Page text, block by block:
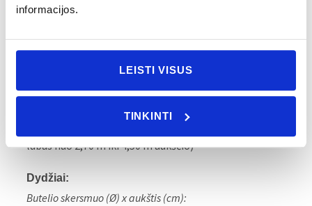
informacijos.
LEISTI VISUS
TINKINTI
kambariams nuo 20 iki 30 kvadratinių metrų* 1 arba 2
kambariams nuo 30 iki 50 kvadratinių metrų* 1 arba 2
dideliems kambariams, didesniems nei 50 kvadratinių
lubas nuo 2,70 m iki 4,50 m aukščio)
Dydžiai:
Butelio skersmuo (Ø) x aukštis (cm):